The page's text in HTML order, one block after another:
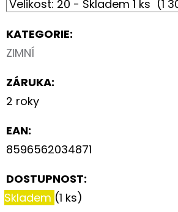
KATEGORIE:
ZIMNÍ
ZÁRUKA:
2 roky
EAN:
8596562034871
DOSTUPNOST:
Skladem (1 ks)